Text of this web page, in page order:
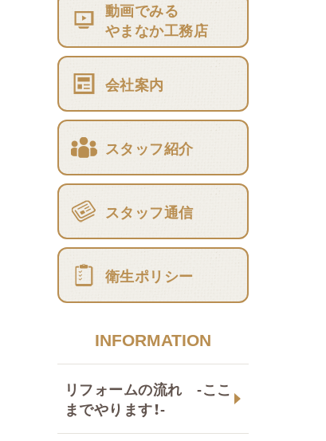
動画でみる
やまなか工務店
会社案内
スタッフ紹介
スタッフ通信
衛生ポリシー
INFORMATION
リフォームの流れ -ここ
までやります！-